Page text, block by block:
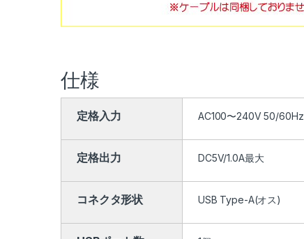
仕様
定格入力 AC100〜240V 50/60Hz
定格出力 DC5V/1.0A最大
コネクタ形状 USB Type-A(オス)